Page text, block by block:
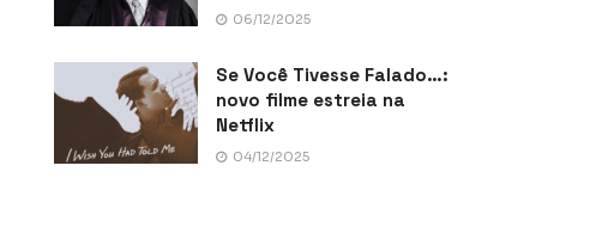
06/12/2025
Se Você Tivesse Falado…:
novo filme estreia na
Netflix
04/12/2025